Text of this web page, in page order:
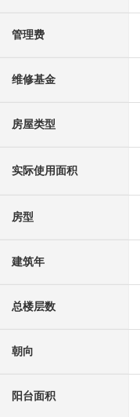
管理费
维修基金
房屋类型
实际使用面积
房型
建筑年
总楼层数
朝向
阳台面积